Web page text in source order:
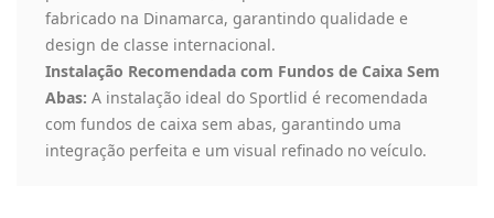
fabricado na Dinamarca, garantindo qualidade e
design de classe internacional.
Instalação Recomendada com Fundos de Caixa Sem
Abas: A instalação ideal do Sportlid é recomendada
com fundos de caixa sem abas, garantindo uma
integração perfeita e um visual refinado no veículo.